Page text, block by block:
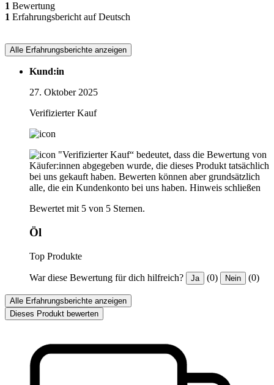
1 Bewertung
1 Erfahrungsbericht auf Deutsch
Alle Erfahrungsberichte anzeigen
Kund:in
27. Oktober 2025
Verifizierter Kauf
"Verifizierter Kauf“ bedeutet, dass die Bewertung von
Käufer:innen abgegeben wurde, die dieses Produkt tatsächlich
bei uns gekauft haben. Bewerten können aber grundsätzlich
alle, die ein Kundenkonto bei uns haben. Hinweis schließen
Bewertet mit 5 von 5 Sternen.
Öl
Top Produkte
War diese Bewertung für dich hilfreich? Ja (0) Nein (0)
Alle Erfahrungsberichte anzeigen
Dieses Produkt bewerten